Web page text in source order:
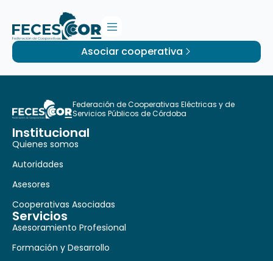
Asociar cooperativa
Federación de Cooperativas Eléctricas y de
Servicios Públicos de Córdoba
Institucional
Quienes somos
Autoridades
Asesores
Cooperativas Asociadas
Servicios
Asesoramiento Profesional
Formación y Desarrollo